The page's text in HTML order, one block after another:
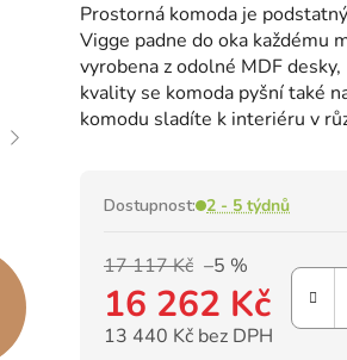
produktu
je
0,0
z
5
Prostorná komoda je
Vigge padne do oka každému
vyrobena z odolné MDF
kvality se komoda pyšní také
komodu sladíte k interiéru v
Dostupnost: 2 - 5 týdnů
17 117 Kč –5 %
16 262 Kč
13 440 Kč bez DPH